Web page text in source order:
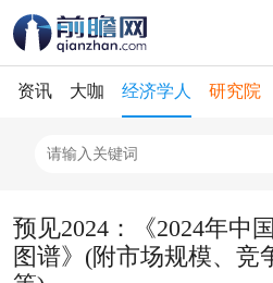
资讯 大咖 经济学人 研究院
预见2024：《2024年中
图谱》(附市场规模、竞